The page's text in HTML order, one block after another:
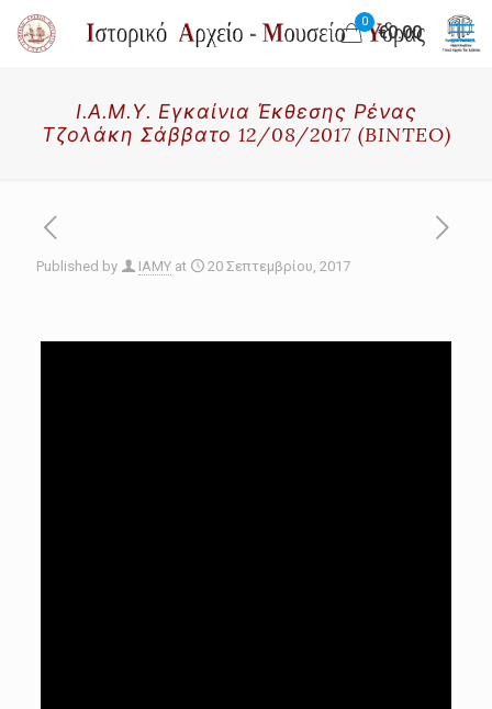
0
€0.00
Ι.Α.Μ.Υ. Εγκαίνια Έκθεσης Ρένας
Τζολάκη Σάββατο 12/08/2017 (BINTEO)
Published by IAMY at 20 Σεπτεμβρίου, 2017